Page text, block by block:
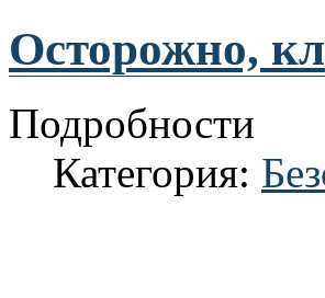
Осторожно,
Подробности
Категория: